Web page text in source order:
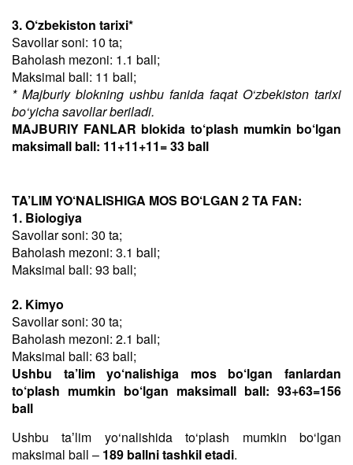
3. O‘zbekiston tarixi*
Savollar soni: 10 ta;
Baholash mezoni: 1.1 ball;
Maksimal ball: 11 ball;
* Majburiy blokning ushbu fanida faqat O‘zbekiston tarixi
bo‘yicha savollar beriladi.
MAJBURIY FANLAR blokida to‘plash mumkin bo‘lgan
maksimall ball: 11+11+11= 33 ball
TA’LIM YO‘NALISHIGA MOS BO‘LGAN 2 TA FAN:
1. Biologiya
Savollar soni: 30 ta;
Baholash mezoni: 3.1 ball;
Maksimal ball: 93 ball;
2. Kimyo
Savollar soni: 30 ta;
Baholash mezoni: 2.1 ball;
Maksimal ball: 63 ball;
Ushbu ta’lim yo‘nalishiga mos bo‘lgan fanlardan
to‘plash mumkin bo‘lgan maksimall ball: 93+63=156
ball
Ushbu taʼlim yo‘nalishida to‘plash mumkin bo‘lgan
maksimal ball – 189 ballni tashkil etadi.